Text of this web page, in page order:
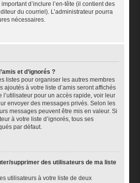
d’inclure l’en-tête (il contient des
du courriel). L’administrateur pourra
nécessaires.
et d’ignorés ?
listes pour organiser les autres membres
ajoutés à votre liste d’amis seront affichés
l’utilisateur pour un accès rapide, voir leur
envoyer des messages privés. Selon les
messages peuvent être mis en valeur. Si
à votre liste d’ignorés, tous ses
par défaut.
supprimer des utilisateurs de ma liste
utilisateurs à votre liste de deux